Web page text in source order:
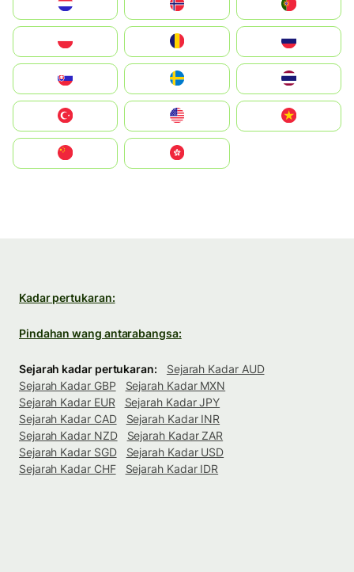
United States
中國香港特別行政區
Kadar pertukaran:
Pindahan wang antarabangsa:
Sejarah kadar pertukaran:
Sejarah Kadar AUD
Sejarah Kadar GBP
Sejarah Kadar MXN
Sejarah Kadar EUR
Sejarah Kadar JPY
Sejarah Kadar CAD
Sejarah Kadar INR
Sejarah Kadar NZD
Sejarah Kadar ZAR
Sejarah Kadar SGD
Sejarah Kadar USD
Sejarah Kadar CHF
Sejarah Kadar IDR